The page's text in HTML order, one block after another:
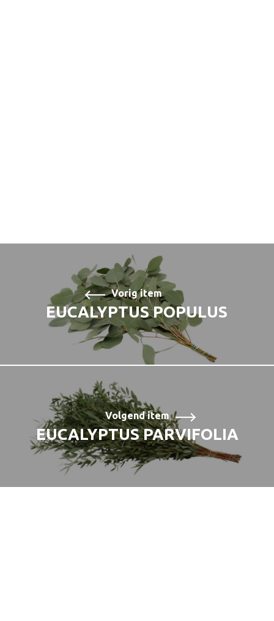
Vorig item
EUCALYPTUS POPULUS
Volgend item
EUCALYPTUS PARVIFOLIA